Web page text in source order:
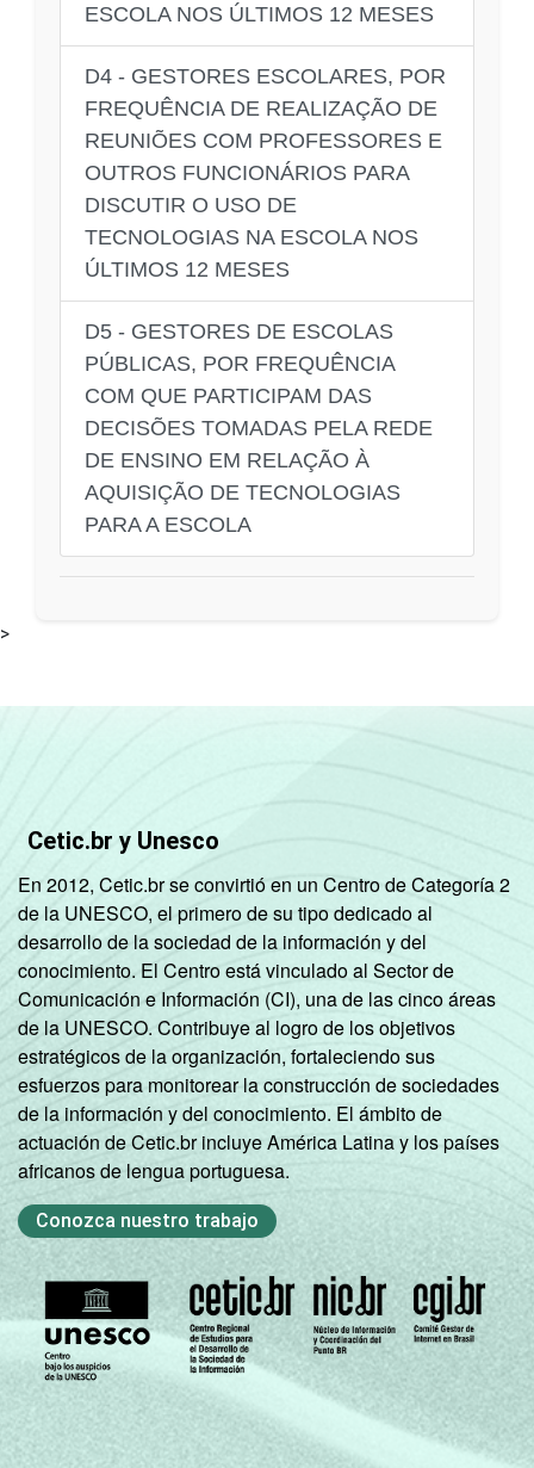
ESCOLA NOS ÚLTIMOS 12 MESES
D4 - GESTORES ESCOLARES, POR
FREQUÊNCIA DE REALIZAÇÃO DE
REUNIÕES COM PROFESSORES E
OUTROS FUNCIONÁRIOS PARA
DISCUTIR O USO DE
TECNOLOGIAS NA ESCOLA NOS
ÚLTIMOS 12 MESES
D5 - GESTORES DE ESCOLAS
PÚBLICAS, POR FREQUÊNCIA
COM QUE PARTICIPAM DAS
DECISÕES TOMADAS PELA REDE
DE ENSINO EM RELAÇÃO À
AQUISIÇÃO DE TECNOLOGIAS
PARA A ESCOLA
>
Cetic.br y Unesco
En 2012, Cetic.br se convirtió en un Centro de Categoría 2
de la UNESCO, el primero de su tipo dedicado al
desarrollo de la sociedad de la información y del
conocimiento. El Centro está vinculado al Sector de
Comunicación e Información (CI), una de las cinco áreas
de la UNESCO. Contribuye al logro de los objetivos
estratégicos de la organización, fortaleciendo sus
esfuerzos para monitorear la construcción de sociedades
de la información y del conocimiento. El ámbito de
actuación de Cetic.br incluye América Latina y los países
africanos de lengua portuguesa.
Conozca nuestro trabajo